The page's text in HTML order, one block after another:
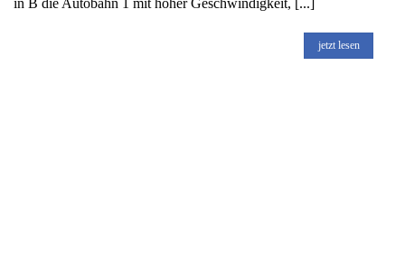
jetzt lesen